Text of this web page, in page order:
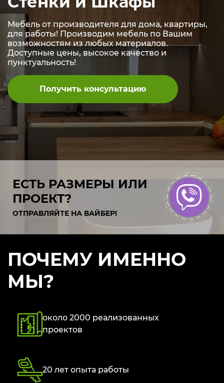
Мебель от производителя для дома, квартиры,
для работы! Производим мебель по Вашим
возможностям из любых материалов.
Доступные цены, высокое качество и
пунктуальность!
Получить консультацию
ЕСТЬ РАЗМЕРЫ ИЛИ
ПРОЕКТ?
ОТПРАВЛЯЙТЕ НА ВАЙБЕР!
ПОЧЕМУ ИМЕННО
МЫ?
около 2000 реализованных
проектов
20 лет опыта работы